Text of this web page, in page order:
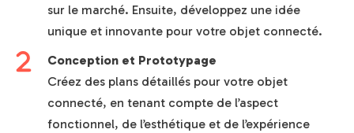
sur le marché. Ensuite, développez une idée
unique et innovante pour votre objet connecté.
Conception et Prototypage
Créez des plans détaillés pour votre objet
connecté, en tenant compte de l’aspect
fonctionnel, de l’esthétique et de l’expérience